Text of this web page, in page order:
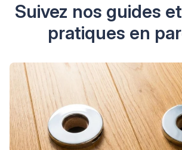
Suivez nos guides
pratiques en